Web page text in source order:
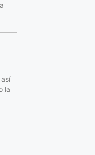
la